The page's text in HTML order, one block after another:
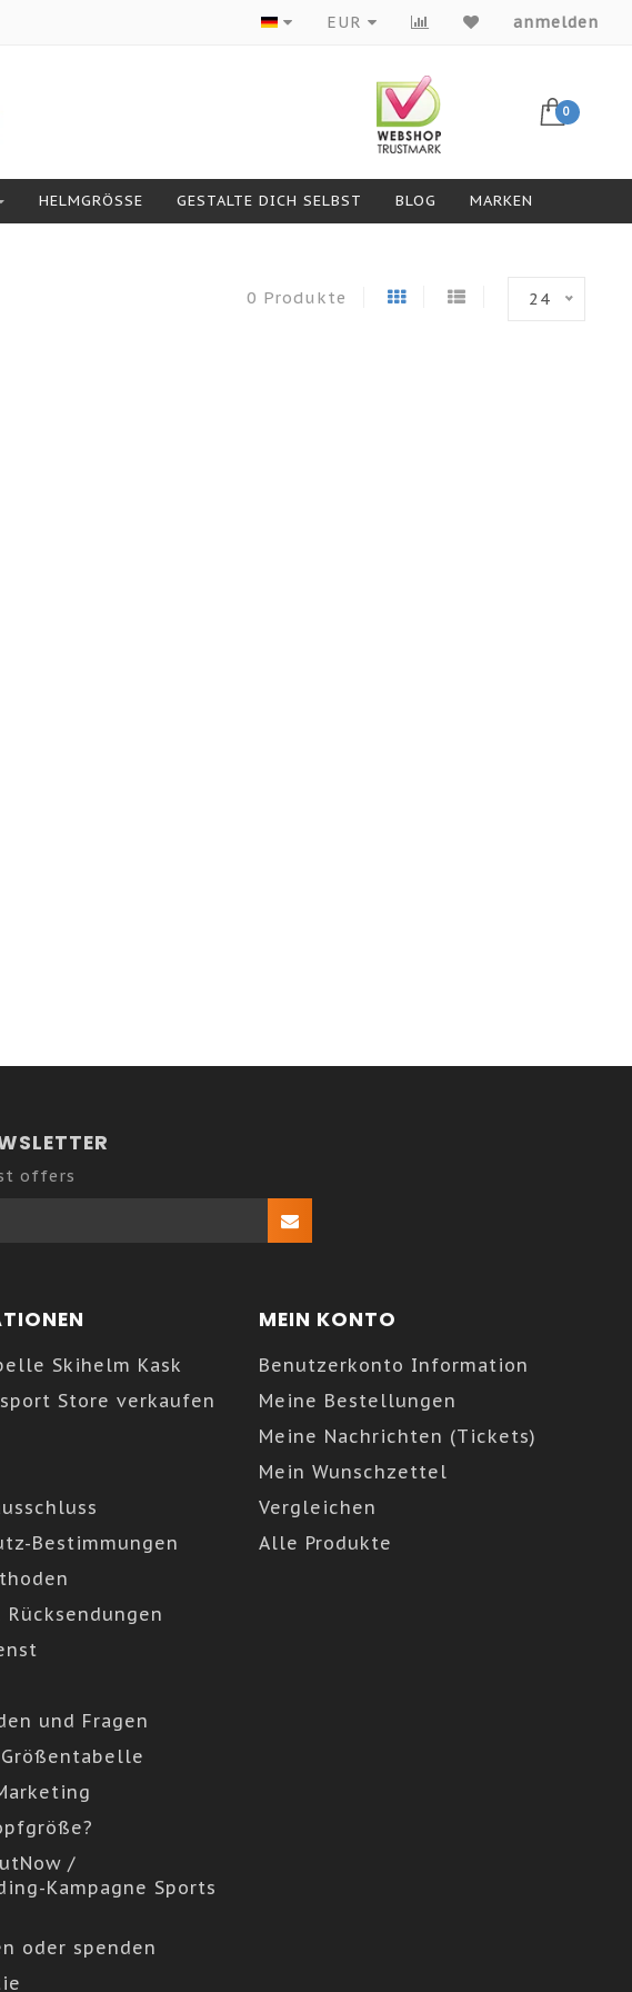
Produkte von Top-Marken
EUR anmelden
0
HELMGRÖSSE GESTALTE DICH SELBST BLOG MARKEN
0 Produkte 24
offers
Skihelm Kask
Store verkaufen
Bestimmungen
Rücksendungen
und Fragen
/
Kampagne Sports
oder spenden
MEIN KONTO
Benutzerkonto Information
Meine Bestellungen
Meine Nachrichten (Tickets)
Mein Wunschzettel
Vergleichen
Alle Produkte